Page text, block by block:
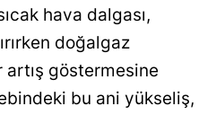
hava dalgası,
doğalgaz
artış göstermesine
bu ani yükseliş,